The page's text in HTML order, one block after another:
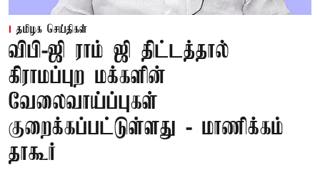
தமிழக செய்திகள்
விபி-ஜி ராம் ஜி திட்டத்தால்
கிராமப்புற மக்களின்
வேலைவாய்ப்புகள்
குறைக்கப்பட்டுள்ளது - மாணிக்கம்
தாகூர்